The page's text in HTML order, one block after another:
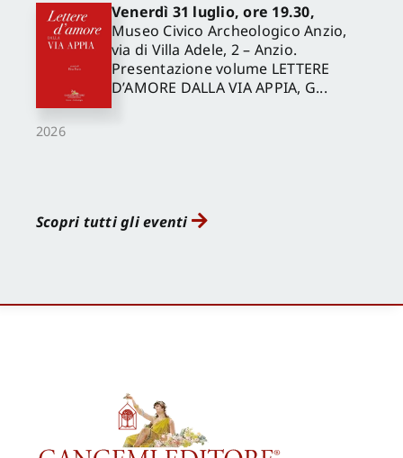
2026
Venerdì 31 luglio, ore 19.30,
Museo Civico Archeologico Anzio,
via di Villa Adele, 2 – Anzio.
Presentazione volume LETTERE
D’AMORE DALLA VIA APPIA, G...
Scopri tutti gli eventi